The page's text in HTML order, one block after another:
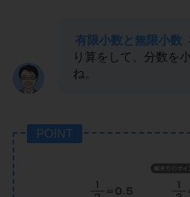
有限小数と無限小数
り算をして、分数を
ね。
POINT